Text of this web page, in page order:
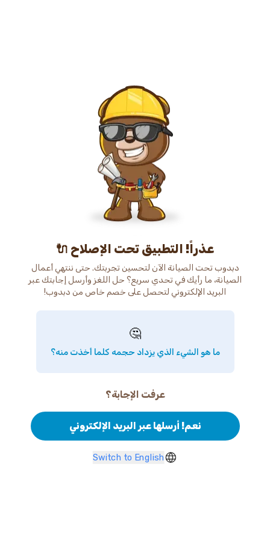
عذراً! التطبيق تحت الإصلاح 🔌
دبدوب تحت الصيانة الآن لتحسين تجربتك. حتى ننتهي أعمال
الصيانة، ما رأيك في تحدي سريع؟ حل اللغز وأرسل إجابتك عبر
البريد الإلكتروني لتحصل على خصم خاص من دبدوب!
🤔
ما هو الشيء الذي يزداد حجمه كلما أخذت منه؟
عرفت الإجابة؟
نعم! أرسلها عبر البريد الإلكتروني
Switch to English